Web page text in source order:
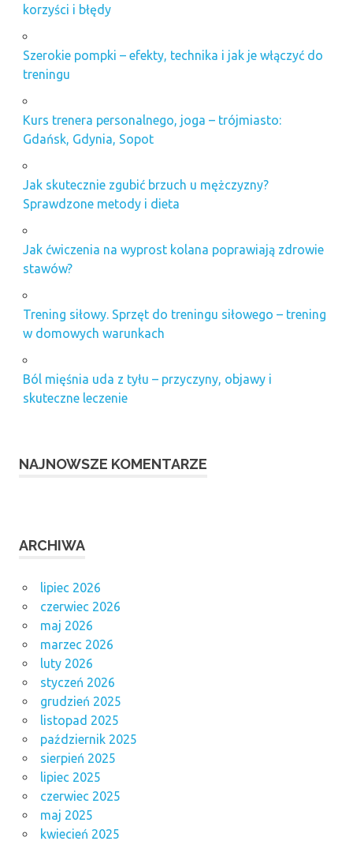
korzyści i błędy
Szerokie pompki – efekty, technika i jak je włączyć do
treningu
Kurs trenera personalnego, joga – trójmiasto:
Gdańsk, Gdynia, Sopot
Jak skutecznie zgubić brzuch u mężczyzny?
Sprawdzone metody i dieta
Jak ćwiczenia na wyprost kolana poprawiają zdrowie
stawów?
Trening siłowy. Sprzęt do treningu siłowego – trening
w domowych warunkach
Ból mięśnia uda z tyłu – przyczyny, objawy i
skuteczne leczenie
NAJNOWSZE KOMENTARZE
ARCHIWA
lipiec 2026
czerwiec 2026
maj 2026
marzec 2026
luty 2026
styczeń 2026
grudzień 2025
listopad 2025
październik 2025
sierpień 2025
lipiec 2025
czerwiec 2025
maj 2025
kwiecień 2025